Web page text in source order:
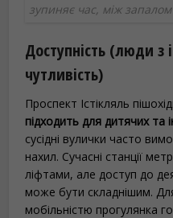
зупиняє час, між
Доступність (люди з
чутливість)
Проспект Істікляль
підходить для дитячих та
сусідні вулички часто
нахил. Сучасні станції
ліфтами, але доступ до
може бути складнішим.
мобільністю прогулянка